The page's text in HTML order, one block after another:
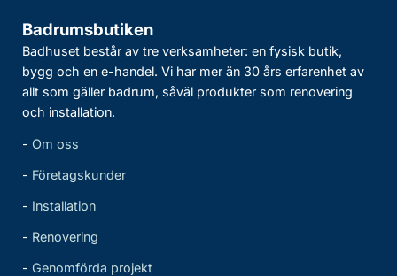
Badrumsbutiken
Badhuset består av tre verksamheter: en fysisk butik,
bygg och en e-handel. Vi har mer än 30 års erfarenhet av
allt som gäller badrum, såväl produkter som renovering
och installation.
- Om oss
- Företagskunder
- Installation
- Renovering
- Genomförda projekt